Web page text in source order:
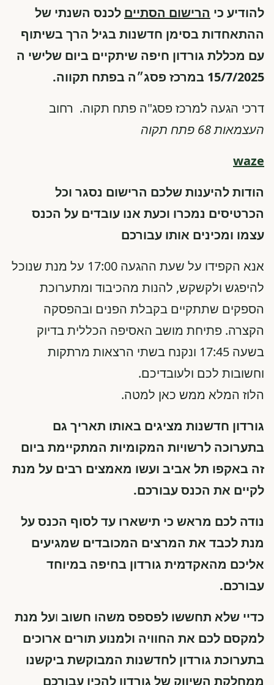
להודיע כי הרישום הסתיים לכנס השנתי של
ההתאחדות בסימן חדשנות בגיל הרך בשיתוף
עם מכללת גורדון חיפה שיתקיים ביום שלישי ה
15/7/2025 במרכז פסג״ה בפתח תקווה.
דרכי הגעה למרכז פסג"ה פתח תקוה. רחוב
העצמאות 68 פתח תקוה
waze
הודות להיענות שלכם הרישום נסגר וכל
הכרטיסים נמכרו וכעת אנו עובדים על הכנס
עצמו ומכינים אותו עבורכם
אנא הקפידו על שעת ההגעה 17:00 על מנת שנוכל
להיפגש ולקשקש, להנות מהכיבוד ומתערוכת
הספקים שתתקיים בקבלת הפנים ובהפסקה
הקצרה. פתיחת מושב האסיפה הכללית בדיוק
בשעה 17:45 ונקנח בשתי הרצאות מרתקות
וחשובות לכם ולעובדיכם.
הלוז המלא ממש כאן למטה.
גורדון חדשנות מציגים באותו תאריך גם
בתערוכה לרשויות המקומיות המתקיימת ביום
זה באקפו תל אביב ועשו מאמצים רבים על מנת
לקיים את הכנס עבורכם.
נודה לכם מראש כי תישארו עד לסוף הכנס על
מנת לכבד את המרצים המכובדים שמגיעים
אליכם מהאקדמית גורדון בחיפה במיוחד
עבורכם.
כדיי שלא תחששו לפספס משהו חשוב ועל מנת
למקסם לכם את החוויה ולמנוע תורים ארוכים
בתערוכת גורדון לחדשנות המבוקשת ביקשנו
ממחלקת השיווק של גורדון להכין עבורכם